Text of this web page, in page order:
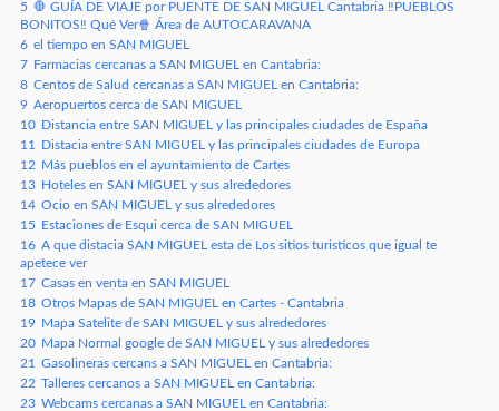
5 🛑 GUÍA DE VIAJE por PUENTE DE SAN MIGUEL Cantabria ‼️PUEBLOS
BONITOS‼️ Qué Ver🍿 Área de AUTOCARAVANA
6 el tiempo en SAN MIGUEL
7
Farmacias cercanas a SAN MIGUEL en Cantabria:
8 Centos de Salud cercanas a SAN MIGUEL en Cantabria:
9 Aeropuertos cerca de SAN MIGUEL
10
Distancia entre SAN MIGUEL y las principales ciudades de España
11
Distacia entre SAN MIGUEL y las principales ciudades de Europa
12
Más pueblos en el ayuntamiento de Cartes
13
Hoteles en SAN MIGUEL y sus alrededores
14 Ocio en SAN MIGUEL y sus alrededores
15
Estaciones de Esqui cerca de SAN MIGUEL
16 A que distacia SAN MIGUEL esta de Los sitios turisticos que igual te
apetece ver
17 Casas en venta en SAN MIGUEL
18 Otros Mapas de SAN MIGUEL en Cartes - Cantabria
19
Mapa Satelite de SAN MIGUEL y sus alrededores
20
Mapa Normal google de SAN MIGUEL y sus alrededores
21
Gasolineras cercans a SAN MIGUEL en Cantabria:
22 Talleres cercanos a SAN MIGUEL en Cantabria:
23 Webcams cercanas a SAN MIGUEL en Cantabria: